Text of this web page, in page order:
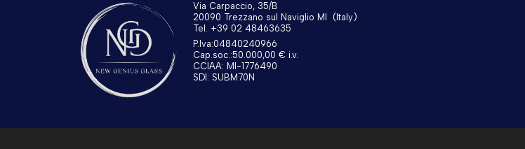
Via Carpaccio, 35/B
20090 Trezzano sul Naviglio MI
(Italy)
Tel. +39 02 48463635
P.Iva:04840240966
Cap.soc.:50.000,00 € i.v.
CCIAA: MI-1776490
SDI: SUBM70N